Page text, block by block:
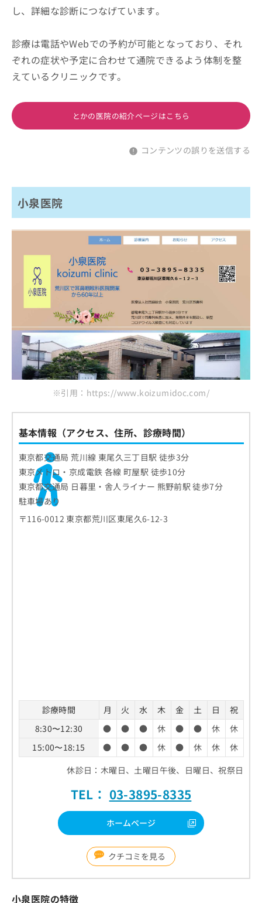
し、詳細な診断につなげています。
診療は電話やWebでの予約が可能となっており、それ
ぞれの症状や予定に合わせて通院できるよう体制を整
えているクリニックです。
とかの医院の紹介ページはこちら
コンテンツの誤りを送信する
小泉医院
※引用：https://www.koizumidoc.com/
基本情報（アクセス、住所、診療時間）
東京都交通局 荒川線 東尾久三丁目駅 徒歩3分
東京メトロ・京成電鉄 各線 町屋駅 徒歩10分
東京都交通局 日暮里・舎人ライナー 熊野前駅 徒歩7分
駐車場あり
〒116-0012 東京都荒川区東尾久6-12-3
診療時間 月 火 水 木 金 土 日
祝
8:30〜12:30
● ● ● 休 ● ● 休
休
15:00〜18:15
● ● ● 休 ● 休 休
休
休診日：木曜日、土曜日午後、日曜日、祝祭日
TEL： 03-3895-8335
ホームページ
クチコミを見る
小泉医院の特徴